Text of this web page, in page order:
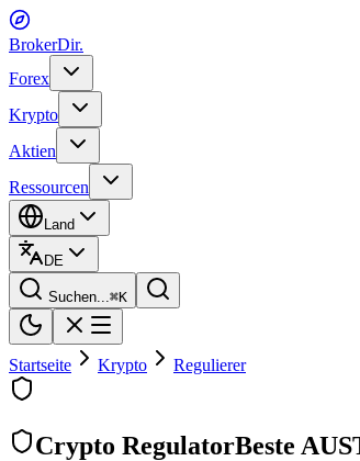
BrokerDir.
Forex
Krypto
Aktien
Ressourcen
Land
DE
Suchen...⌘K
Startseite Krypto Regulierer
Crypto RegulatorBeste